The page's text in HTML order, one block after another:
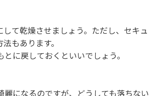
て乾燥させましょう。ただし、セキュ
もあります。
に戻しておくといいでしょう。
になるのですが、どうしても落ちない